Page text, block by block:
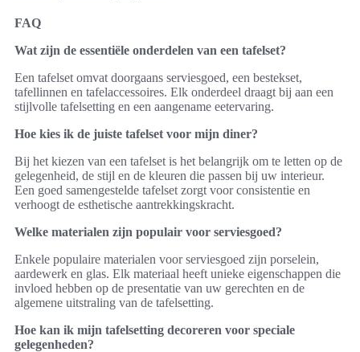
FAQ
Wat zijn de essentiële onderdelen van een tafelset?
Een tafelset omvat doorgaans serviesgoed, een bestekset,
tafellinnen en tafelaccessoires. Elk onderdeel draagt bij aan een
stijlvolle tafelsetting en een aangename eetervaring.
Hoe kies ik de juiste tafelset voor mijn diner?
Bij het kiezen van een tafelset is het belangrijk om te letten op de
gelegenheid, de stijl en de kleuren die passen bij uw interieur.
Een goed samengestelde tafelset zorgt voor consistentie en
verhoogt de esthetische aantrekkingskracht.
Welke materialen zijn populair voor serviesgoed?
Enkele populaire materialen voor serviesgoed zijn porselein,
aardewerk en glas. Elk materiaal heeft unieke eigenschappen die
invloed hebben op de presentatie van uw gerechten en de
algemene uitstraling van de tafelsetting.
Hoe kan ik mijn tafelsetting decoreren voor speciale
gelegenheden?